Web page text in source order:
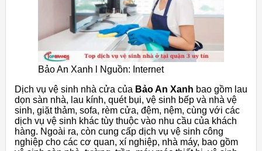
Bảo An Xanh l Nguồn: Internet
Dịch vụ vệ sinh nhà cửa của Bảo An Xanh bao gồm lau
dọn sàn nhà, lau kính, quét bụi, vệ sinh bếp và nhà vệ
sinh, giặt thảm, sofa, rèm cửa, đệm, nệm, cùng với các
dịch vụ vệ sinh khác tùy thuộc vào nhu cầu của khách
hàng. Ngoài ra, còn cung cấp dịch vụ vệ sinh công
nghiệp cho các cơ quan, xí nghiệp, nhà máy, bao gồm